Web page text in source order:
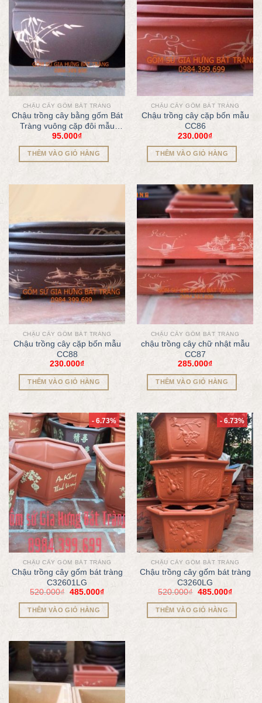
CHẬU CÂY GỐM BÁT TRÀNG
Chậu trồng cây bằng gốm Bát
Tràng vuông cặp đôi mẫu
CC89
95.000₫
THÊM VÀO GIỎ HÀNG
CHẬU CÂY GỐM BÁT TRÀNG
Chậu trồng cây cặp bốn mẫu
CC86
230.000₫
THÊM VÀO GIỎ HÀNG
CHẬU CÂY GỐM BÁT TRÀNG
Chậu trồng cây cặp bốn mẫu
CC88
230.000₫
THÊM VÀO GIỎ HÀNG
CHẬU CÂY GỐM BÁT TRÀNG
chậu trồng cây chữ nhật mẫu
CC87
285.000₫
THÊM VÀO GIỎ HÀNG
- 6.73%
CHẬU CÂY GỐM BÁT TRÀNG
Chậu trồng cây gốm bát tràng
C32601LG
520.000₫ 485.000₫
THÊM VÀO GIỎ HÀNG
- 6.73%
CHẬU CÂY GỐM BÁT TRÀNG
Chậu trồng cây gốm bát tràng
C3260LG
520.000₫ 485.000₫
THÊM VÀO GIỎ HÀNG